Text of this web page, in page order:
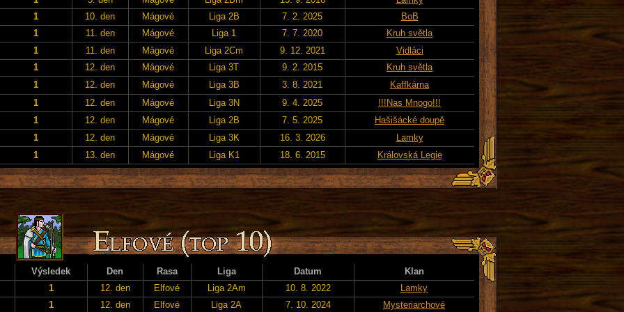
1
10. den Mágové Liga 2B 7. 2. 2025
BoB
1
11. den Mágové Liga 1 7. 7. 2020
Kruh světla
1
11. den Mágové Liga 2Cm 9. 12. 2021
Vidláci
1
12. den Mágové Liga 3T 9. 2. 2015
Kruh světla
1
12. den Mágové Liga 3B 3. 8. 2021
Kaffkárna
1
12. den Mágové Liga 3N 9. 4. 2025
!!!Nas Mnogo!!!
1
12. den Mágové Liga 2B 7. 5. 2025
Hašišácké doupě
1
12. den Mágové Liga 3K 16. 3. 2026
Lamky
1
13. den Mágové Liga K1 18. 6. 2015 Královská Legie
Výsledek Den Rasa Liga Datum
Klan
1
12. den Elfové Liga 2Am 10. 8. 2022
Lamky
1
12. den Elfové Liga 2A 7. 10. 2024 Mysteriarchové